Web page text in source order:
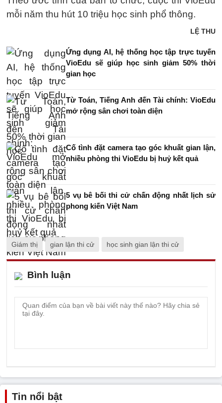
mỗi năm thu hút 10 triệu học sinh phổ thông.
LỆ THU
Ứng dụng AI, hệ thống học tập trực tuyến
VioEdu sẽ giúp học sinh giảm 50% thời
gian học
Từ Toán, Tiếng Anh đến Tài chính: VioEdu
mở rộng sân chơi toàn diện
Cố tình đặt camera tạo góc khuất gian lận,
nhiều phòng thi VioEdu bị huỷ kết quả
5 vụ bê bối thi cử chấn động nhất lịch sử
phong kiến Việt Nam
Giám thị gian lận thi cử học sinh gian lận thi cử
Bình luận
Tin nổi bật